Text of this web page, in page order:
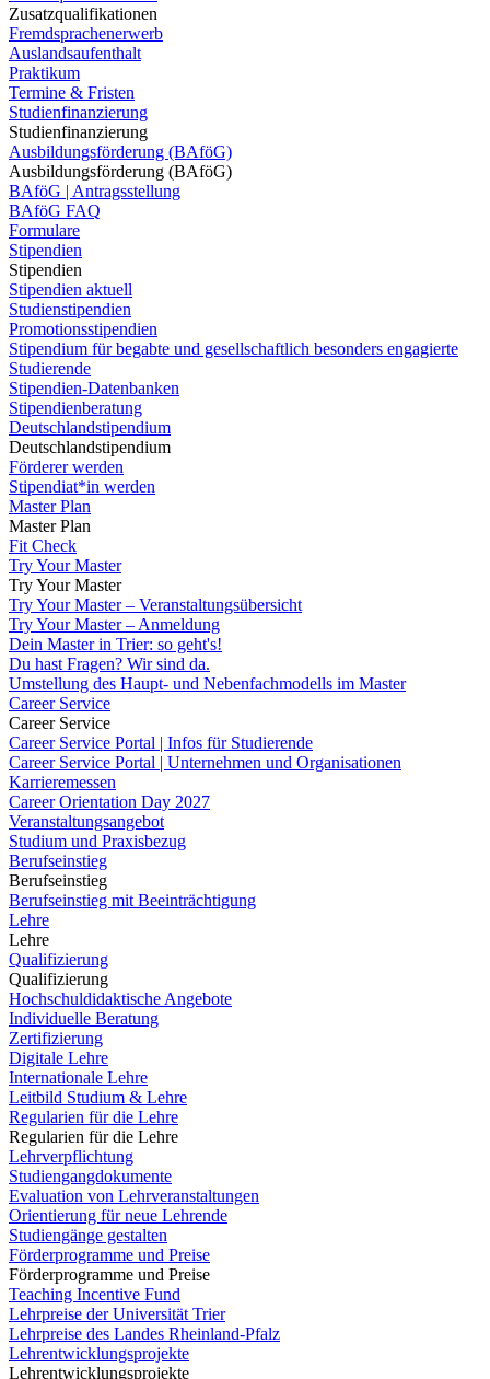
Zusatzqualifikationen
Fremdsprachenerwerb
Auslandsaufenthalt
Praktikum
Termine & Fristen
Studienfinanzierung
Studienfinanzierung
Ausbildungsförderung (BAföG)
Ausbildungsförderung (BAföG)
BAföG | Antragsstellung
BAföG FAQ
Formulare
Stipendien
Stipendien
Stipendien aktuell
Studienstipendien
Promotionsstipendien
Stipendium für begabte und gesellschaftlich besonders engagierte
Studierende
Stipendien-Datenbanken
Stipendienberatung
Deutschlandstipendium
Deutschlandstipendium
Förderer werden
Stipendiat*in werden
Master Plan
Master Plan
Fit Check
Try Your Master
Try Your Master
Try Your Master – Veranstaltungsübersicht
Try Your Master – Anmeldung
Dein Master in Trier: so geht's!
Du hast Fragen? Wir sind da.
Umstellung des Haupt- und Nebenfachmodells im Master
Career Service
Career Service
Career Service Portal | Infos für Studierende
Career Service Portal | Unternehmen und Organisationen
Karrieremessen
Career Orientation Day 2027
Veranstaltungsangebot
Studium und Praxisbezug
Berufseinstieg
Berufseinstieg
Berufseinstieg mit Beeinträchtigung
Lehre
Lehre
Qualifizierung
Qualifizierung
Hochschuldidaktische Angebote
Individuelle Beratung
Zertifizierung
Digitale Lehre
Internationale Lehre
Leitbild Studium & Lehre
Regularien für die Lehre
Regularien für die Lehre
Lehrverpflichtung
Studiengangdokumente
Evaluation von Lehrveranstaltungen
Orientierung für neue Lehrende
Studiengänge gestalten
Förderprogramme und Preise
Förderprogramme und Preise
Teaching Incentive Fund
Lehrpreise der Universität Trier
Lehrpreise des Landes Rheinland-Pfalz
Lehrentwicklungsprojekte
Lehrentwicklungsprojekte